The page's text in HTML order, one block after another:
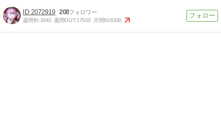
2072919 208
週間IN:1840 週間OUT:17500 月間IN:8300